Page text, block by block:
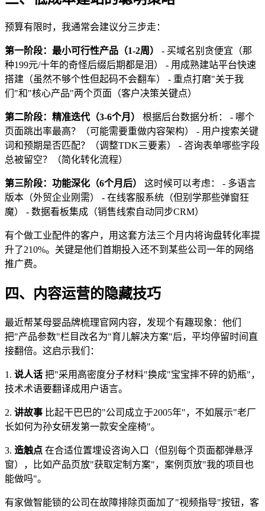
预算有限时，我通常会建议分三步走：
第一阶段：最小可行性产品（1-2周）
- 买域名别贪便宜（那
种199元/十年的奇怪后缀后期都是泪） - 用成熟建站平台快速
搭建（虽然不够个性但起码不会翻车） - 重点打磨"关于我
们"和"核心产品"两个页面（客户决策关键点）
第二阶段：精准迭代（3-6个月）
根据后台数据分析： - 哪个
页面跳出率最高？（可能需要重做内容架构） - 用户搜索关键
词和预期是否匹配？（调整TDK三要素） - 咨询表单哪些字段
总被留空？（简化转化流程）
第三阶段：功能深化（6个月后）
这时候可以考虑： - 多语言
版本（外贸企业刚需） - 在线客服系统（但别学那些弹窗狂
魔） - 数据看板集成（销售线索自动同步CRM）
有个做工业配件的客户，用这套方法三个月内将询盘转化率提
升了210%。关键是他们首期投入还不到某些公司一年的网络
推广费。
四、内容运营的隐藏技巧
最近帮某母婴品牌梳理官网内容，发现个有趣现象：他们
把"产品参数"栏目改名为"育儿解决方案"后，平均停留时间直
接翻倍。这启示我们：
1. 说人话 把"采用高密度分子材料"换成"宝宝摔不碎的奶瓶"，
技术术语要翻译成用户语言。
2. 讲故事 比起干巴巴的"公司成立于2005年"，不如展示"老厂
长如何为孙女研发第一款安全座椅"。
3. 造触点 在合适位置埋设咨询入口（但别每个页面都弹悬浮
窗），比如产品页放"获取定制方案"，案例页放"我的项目也
能做吗"。
有家做智能锁的公司在故障排除页面加了"视频指导"按钮，客